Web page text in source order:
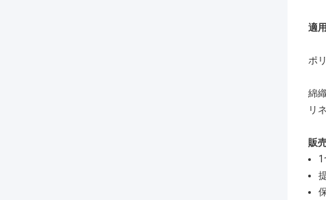
適
ポ
綿
リ
販
1